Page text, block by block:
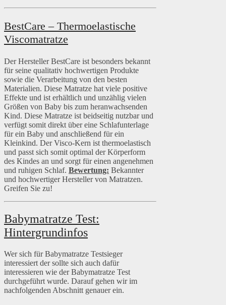
BestCare – Thermoelastische
Viscomatratze
Der Hersteller BestCare ist besonders bekannt
für seine qualitativ hochwertigen Produkte
sowie die Verarbeitung von den besten
Materialien. Diese Matratze hat viele positive
Effekte und ist erhältlich und unzählig vielen
Größen von Baby bis zum heranwachsenden
Kind. Diese Matratze ist beidseitig nutzbar und
verfügt somit direkt über eine Schlafunterlage
für ein Baby und anschließend für ein
Kleinkind. Der Visco-Kern ist thermoelastisch
und passt sich somit optimal der Körperform
des Kindes an und sorgt für einen angenehmen
und ruhigen Schlaf. Bewertung: Bekannter
und hochwertiger Hersteller von Matratzen.
Greifen Sie zu!
Babymatratze Test:
Hintergrundinfos
Wer sich für Babymatratze Testsieger
interessiert der sollte sich auch dafür
interessieren wie der Babymatratze Test
durchgeführt wurde. Darauf gehen wir im
nachfolgenden Abschnitt genauer ein.